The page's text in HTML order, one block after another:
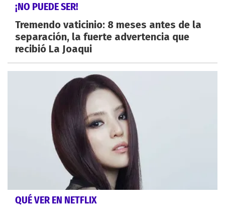
¡NO PUEDE SER!
Tremendo vaticinio: 8 meses antes de la
separación, la fuerte advertencia que
recibió La Joaqui
QUÉ VER EN NETFLIX